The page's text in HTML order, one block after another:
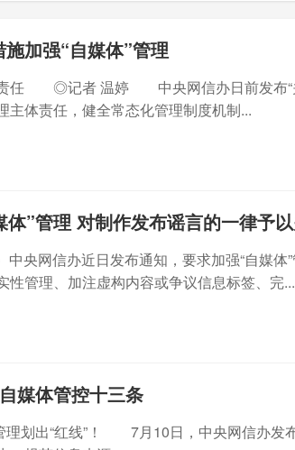
加强“自媒体”管理
◎记者 温婷 中央网信办日前发布“关于
体责任，健全常态化管理制度机制...
”管理 对制作发布谣言的一律予
央网信办近日发布通知，要求加强“自媒
管理、加注虚构内容或争议信息标签、完...
媒体管控十三条
出“红线”！ 7月10日，中央网信办发布